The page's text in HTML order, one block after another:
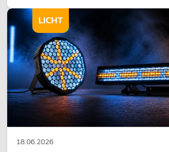
18.06.2026
LICHT